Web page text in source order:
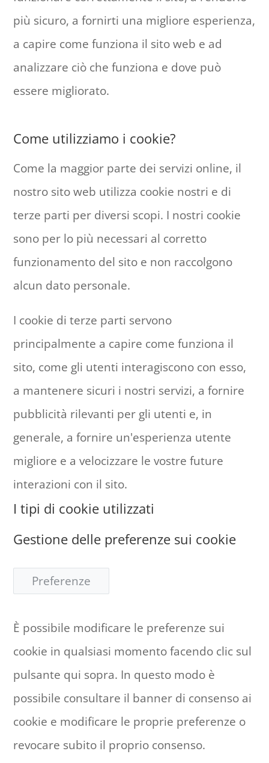
più sicuro, a fornirti una migliore esperienza,
a capire come funziona il sito web e ad
analizzare ciò che funziona e dove può
essere migliorato.
Come utilizziamo i cookie?
Come la maggior parte dei servizi online, il
nostro sito web utilizza cookie nostri e di
terze parti per diversi scopi. I nostri cookie
sono per lo più necessari al corretto
funzionamento del sito e non raccolgono
alcun dato personale.
I cookie di terze parti servono
principalmente a capire come funziona il
sito, come gli utenti interagiscono con esso,
a mantenere sicuri i nostri servizi, a fornire
pubblicità rilevanti per gli utenti e, in
generale, a fornire un'esperienza utente
migliore e a velocizzare le vostre future
interazioni con il sito.
I tipi di cookie utilizzati
Gestione delle preferenze sui cookie
Preferenze
È possibile modificare le preferenze sui
cookie in qualsiasi momento facendo clic sul
pulsante qui sopra. In questo modo è
possibile consultare il banner di consenso ai
cookie e modificare le proprie preferenze o
revocare subito il proprio consenso.